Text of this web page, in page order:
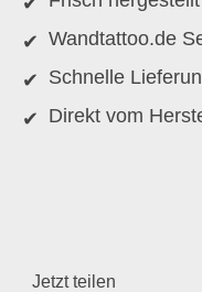
Wandtattoo.de
Schnelle
Direkt vom
Jetzt teilen